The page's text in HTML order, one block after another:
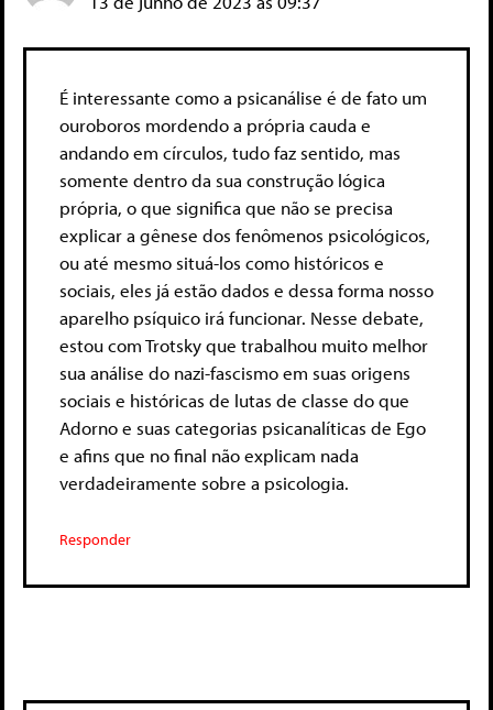
É interessante como a psicanálise é de fato um
ouroboros mordendo a própria cauda e
andando em círculos, tudo faz sentido, mas
somente dentro da sua construção lógica
própria, o que significa que não se precisa
explicar a gênese dos fenômenos psicológicos,
ou até mesmo situá-los como históricos e
sociais, eles já estão dados e dessa forma nosso
aparelho psíquico irá funcionar. Nesse debate,
estou com Trotsky que trabalhou muito melhor
sua análise do nazi-fascismo em suas origens
sociais e históricas de lutas de classe do que
Adorno e suas categorias psicanalíticas de Ego
e afins que no final não explicam nada
verdadeiramente sobre a psicologia.
Responder